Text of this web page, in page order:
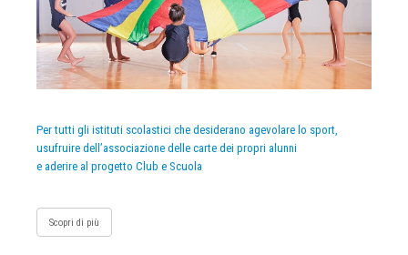
Per tutti gli istituti scolastici che desiderano agevolare lo sport,
usufruire dell’associazione delle carte dei propri alunni
e aderire al progetto Club e Scuola
Scopri di più